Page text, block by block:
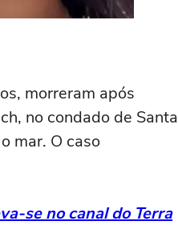
morreram após
no condado de Santa
mar. O caso
se no canal do Terra